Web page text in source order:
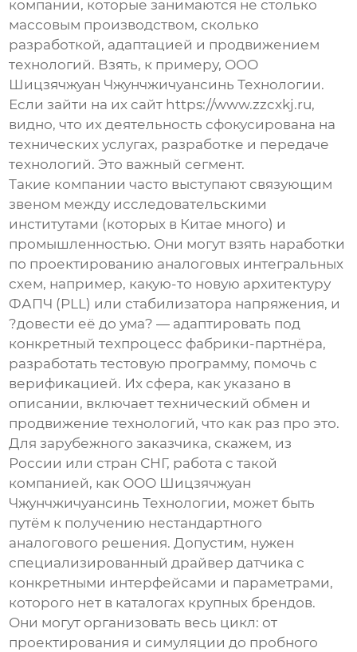
компании, которые занимаются не столько
массовым производством, сколько
разработкой, адаптацией и продвижением
технологий. Взять, к примеру, ООО
Шицзячжуан Чжунчжичуансинь Технологии.
Если зайти на их сайт https://www.zzcxkj.ru,
видно, что их деятельность сфокусирована на
технических услугах, разработке и передаче
технологий. Это важный сегмент.
Такие компании часто выступают связующим
звеном между исследовательскими
институтами (которых в Китае много) и
промышленностью. Они могут взять наработки
по проектированию аналоговых интегральных
схем, например, какую-то новую архитектуру
ФАПЧ (PLL) или стабилизатора напряжения, и
?довести её до ума? — адаптировать под
конкретный техпроцесс фабрики-партнёра,
разработать тестовую программу, помочь с
верификацией. Их сфера, как указано в
описании, включает технический обмен и
продвижение технологий, что как раз про это.
Для зарубежного заказчика, скажем, из
России или стран СНГ, работа с такой
компанией, как ООО Шицзячжуан
Чжунчжичуансинь Технологии, может быть
путём к получению нестандартного
аналогового решения. Допустим, нужен
специализированный драйвер датчика с
конкретными интерфейсами и параметрами,
которого нет в каталогах крупных брендов.
Они могут организовать весь цикл: от
проектирования и симуляции до пробного